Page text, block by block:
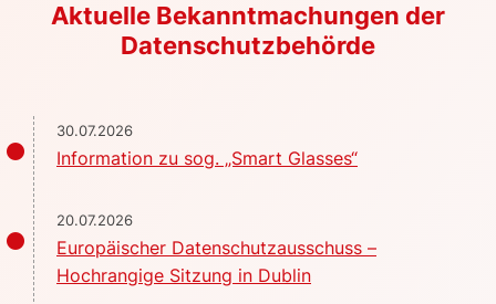
Aktuelle Bekanntmachungen der
Datenschutzbehörde
30.07.2026
Information zu sog. „Smart Glasses“
20.07.2026
Europäischer Datenschutzausschuss –
Hochrangige Sitzung in Dublin